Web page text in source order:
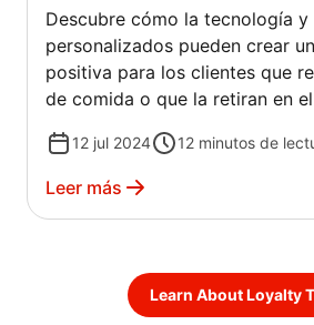
Descubre cómo la tecnología
personalizados pueden crear
positiva para los clientes que
de comida o que la retiran en
12 jul 2024 12 minutos de
Leer más
Learn About Loyalty